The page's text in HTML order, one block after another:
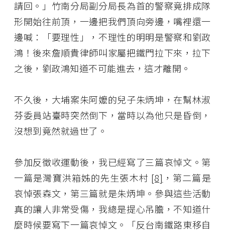
請回。」竹南分局副分局長為首的警察竟排成隊
形開始往前頂，一邊把我們頂向旁邊，嘴裡還一
邊喊：「要理性」，不理性的明明是警察和劉政
鴻！後來詹順貴律師叫家屬把鐵門拉下來，拉下
之後，劉政鴻知道不可能進去，這才離開。
不久後，大埔案朱阿嬤的兒子朱炳坤，在幫林淑
芬委員站臺時突然倒下，當時以為他只是昏倒，
沒想到竟然就過世了。
參加反徵收運動後，我已經寫了三篇哀悼文。第
一篇是灣寶洪箱姊的先生張木村 [8] ，第二篇是
哀悼張森文，第三篇就是朱炳坤。參與這些活動
真的讓人非常受傷，我總是提心吊膽，不知道什
麼時候要寫下一篇哀悼文。「反台南鐵路東移自